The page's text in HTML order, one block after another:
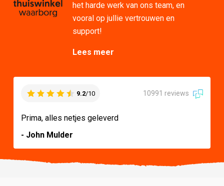
het harde werk van ons team, en
vooral op jullie vertrouwen en
support!
Lees meer
9.2/10 10991 reviews
Prima, alles netjes geleverd
- John Mulder